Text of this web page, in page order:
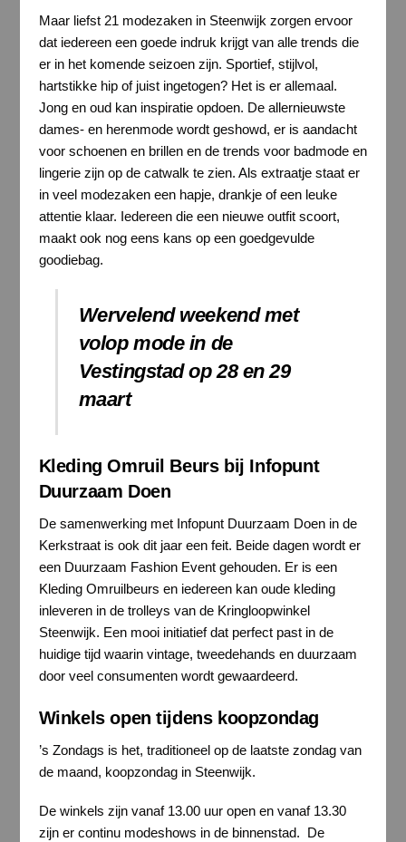
Maar liefst 21 modezaken in Steenwijk zorgen ervoor
dat iedereen een goede indruk krijgt van alle trends die
er in het komende seizoen zijn. Sportief, stijlvol,
hartstikke hip of juist ingetogen? Het is er allemaal.
Jong en oud kan inspiratie opdoen. De allernieuwste
dames- en herenmode wordt geshowd, er is aandacht
voor schoenen en brillen en de trends voor badmode en
lingerie zijn op de catwalk te zien. Als extraatje staat er
in veel modezaken een hapje, drankje of een leuke
attentie klaar. Iedereen die een nieuwe outfit scoort,
maakt ook nog eens kans op een goedgevulde
goodiebag.
Wervelend weekend met
volop mode in de
Vestingstad op 28 en 29
maart
Kleding Omruil Beurs bij Infopunt
Duurzaam Doen
De samenwerking met Infopunt Duurzaam Doen in de
Kerkstraat is ook dit jaar een feit. Beide dagen wordt er
een Duurzaam Fashion Event gehouden. Er is een
Kleding Omruilbeurs en iedereen kan oude kleding
inleveren in de trolleys van de Kringloopwinkel
Steenwijk. Een mooi initiatief dat perfect past in de
huidige tijd waarin vintage, tweedehands en duurzaam
door veel consumenten wordt gewaardeerd.
Winkels open tijdens koopzondag
’s Zondags is het, traditioneel op de laatste zondag van
de maand, koopzondag in Steenwijk.
De winkels zijn vanaf 13.00 uur open en vanaf 13.30
zijn er continu modeshows in de binnenstad. De